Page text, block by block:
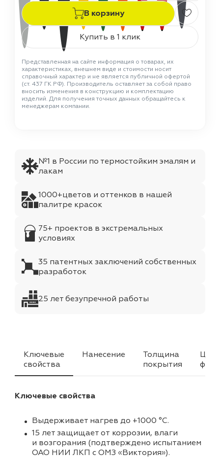
В корзину
Купить в 1 клик
Представленная на сайте информация о товарах, их
характеристиках, внешнем виде и стоимости носит
справочный характер и не является публичной офертой
(ст. 437 ГК РФ). Производитель оставляет за собой право
вносить изменения в конструкцию и комплектацию
изделий. Для получения точных данных обращайтесь к
менеджерам компании.
№1 в России по термостойким эмалям и
лакам
1000+цветов и оттенков в нашей
палитре красок
75+ проектов в экстремальных
условиях
35 патентных заключений собственных
разработок
25 лет безупречной работы
Ключевые
свойства
Нанесение
Толщина
покрытия
Ключевые свойства
Выдерживает нагрев до +1000 °C.
15 лет защищает от коррозии, влаги
и возгорания (подтверждено испытанием
ОАО НИИ ЛКП с ОМЗ «Виктория»).